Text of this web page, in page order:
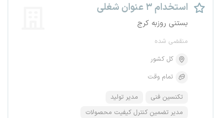
استخدام ۳ عنوان شغلی
بستنی روزبه کرج
منقضی شده
کل کشور
تمام وقت
تکنسین فنی
مدیر تولید
مدیر تضمین کنترل کیفیت محصولات